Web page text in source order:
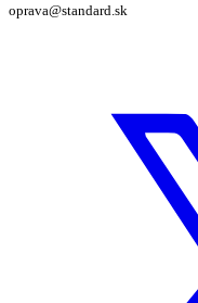
oprava@standard.sk